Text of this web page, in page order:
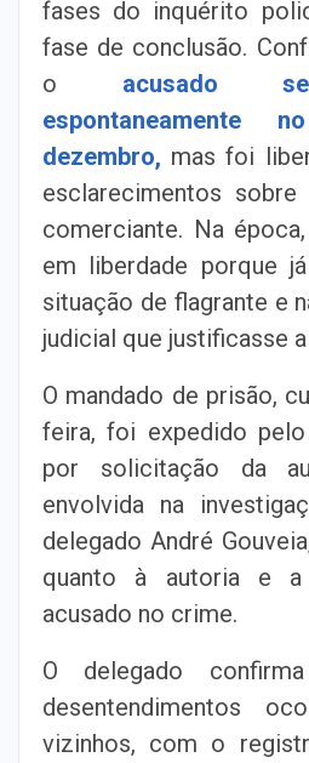
fases do inquérito
fase de conclusão.
o acusado
dezembro, mas foi
esclarecimentos
comerciante. Na
em liberdade porque
situação de flagrante e
judicial que justificasse
O mandado de prisão,
feira, foi expedido
por solicitação da
envolvida na
delegado André
quanto à autoria e a
acusado no crime.
O delegado
desentendimentos
vizinhos, com o